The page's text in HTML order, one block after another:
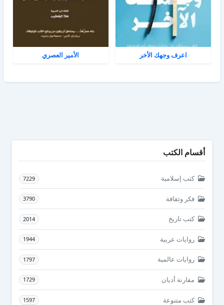
اعرف وجهك الأخر الأمير العصري
أقسام الكتب
كتب إسلامية 7229
فكر وثقافة 3790
كتب تاريخ 2014
روايات عربية 1944
روايات عالمية 1797
مقارنة أديان 1729
كتب متنوعة 1597